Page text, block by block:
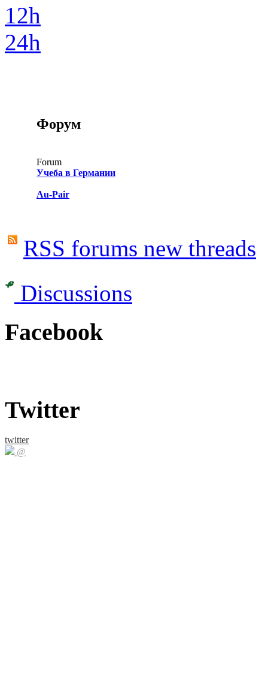
12h
24h
Форум
Forum
Учеба в Германии
Au-Pair
RSS forums new threads
Discussions
Facebook
Twitter
twitter
@